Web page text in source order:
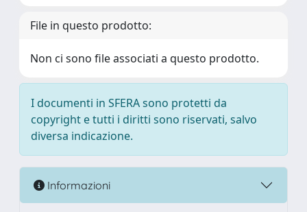
File in questo prodotto:
Non ci sono file associati a questo prodotto.
I documenti in SFERA sono protetti da
copyright e tutti i diritti sono riservati, salvo
diversa indicazione.
Informazioni